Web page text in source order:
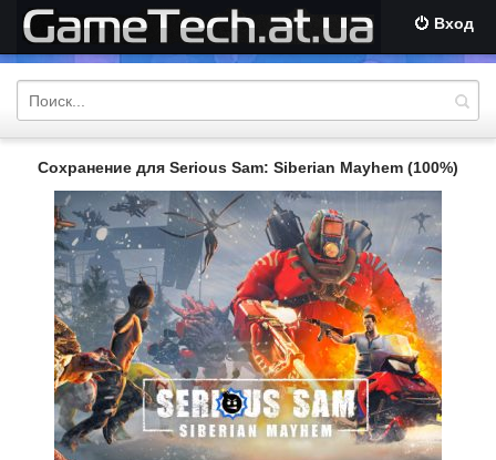
Вход
Сохранение для Serious Sam: Siberian Mayhem (100%)